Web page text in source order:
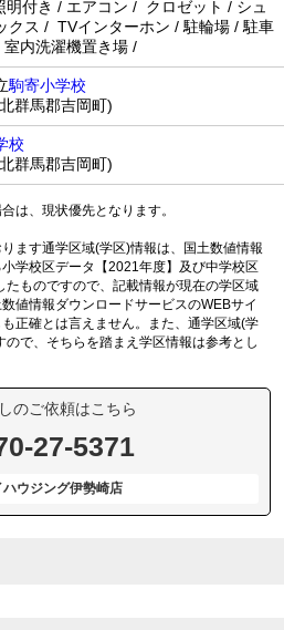
明付き / エアコン / クロゼット / シュ
クス / TVインターホン / 駐輪場 / 駐車
内洗濯機置き場 /
駒寄小学校
群馬郡吉岡町)
校
群馬郡吉岡町)
は、現状優先となります。
ます通学区域(学区)情報は、国土数値情報
学校区データ【2021年度】及び中学校区
ものですので、記載情報が現在の学区域
値情報ダウンロードサービスのWEBサイ
正確とは言えません。また、通学区域(学
で、そちらを踏まえ学区情報は参考とし
のご依頼はこちら
27-5371
ハウジング伊勢崎店